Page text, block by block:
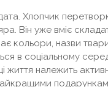
Хлопчик
Він уже вміє
кольори, назви
в соціальному
життя належить